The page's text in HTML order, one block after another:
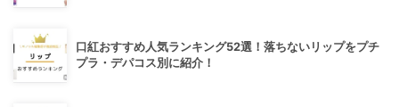
口紅おすすめ人気ランキング52選！落ちないリップをプチ
プラ・デパコス別に紹介！